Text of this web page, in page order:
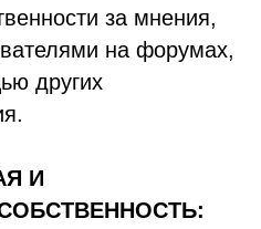
за мнения,
на форумах,
других
И